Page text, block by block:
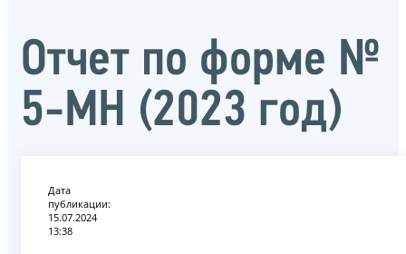
Отчет по форме №
5-МН (2023 год)
Дата
публикации:
15.07.2024
13:38